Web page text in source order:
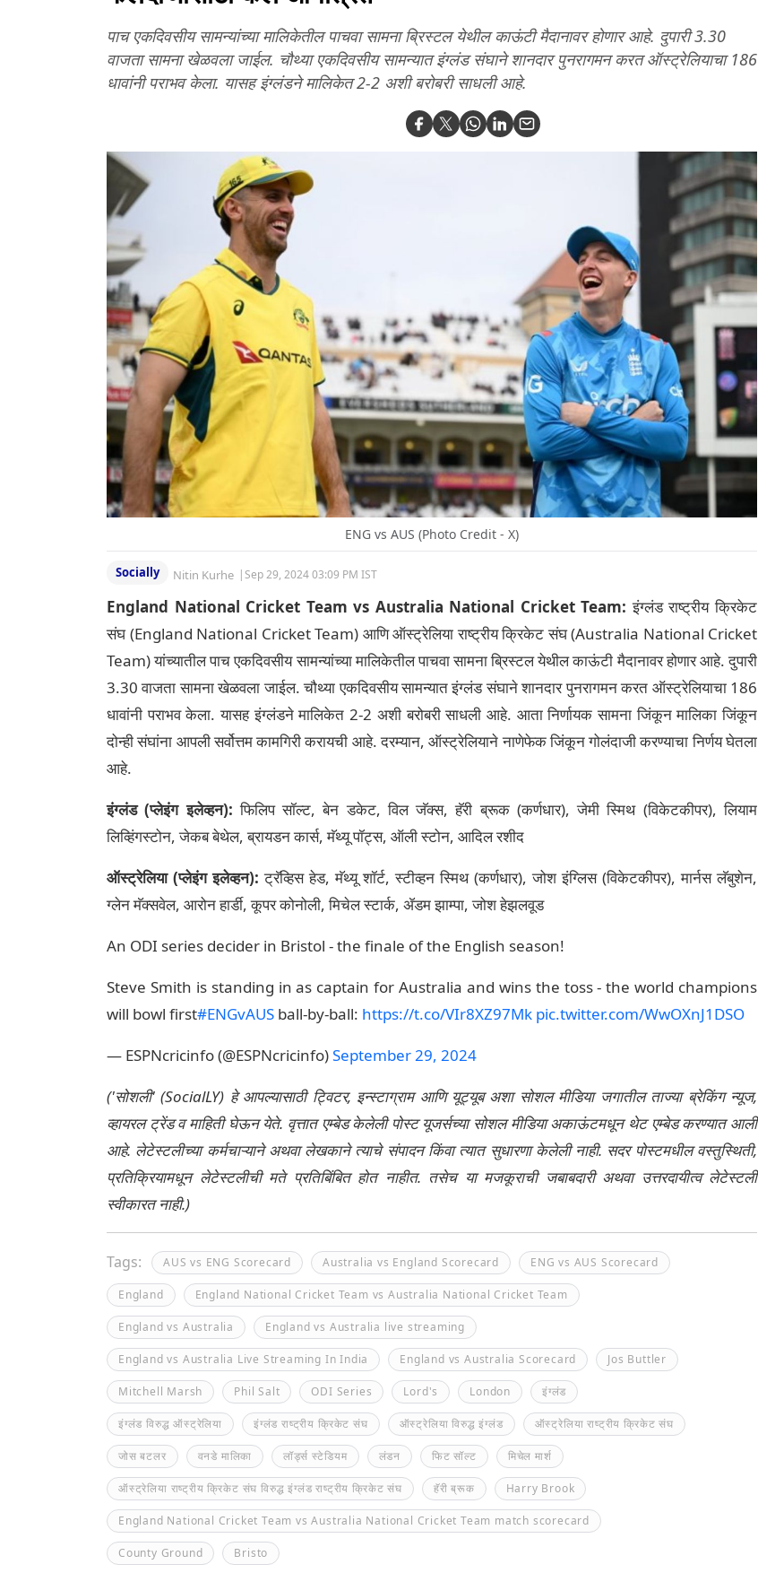
पाच एकदिवसीय सामन्यांच्या मालिकेतील पाचवा सामना ब्रिस्टल येथील काऊंटी मैदानावर होणार आहे. दुपारी 3.30
वाजता सामना खेळवला जाईल. चौथ्या एकदिवसीय सामन्यात इंग्लंड संघाने शानदार पुनरागमन करत ऑस्ट्रेलियाचा 186
धावांनी पराभव केला. यासह इंग्लंडने मालिकेत 2-2 अशी बरोबरी साधली आहे.
ENG vs AUS (Photo Credit - X)
Socially Nitin Kurhe |Sep 29, 2024 03:09 PM IST
England National Cricket Team vs Australia National Cricket Team: इंग्लंड राष्ट्रीय क्रिकेट
संघ (England National Cricket Team) आणि ऑस्ट्रेलिया राष्ट्रीय क्रिकेट संघ (Australia National Cricket
Team) यांच्यातील पाच एकदिवसीय सामन्यांच्या मालिकेतील पाचवा सामना ब्रिस्टल येथील काऊंटी मैदानावर होणार आहे. दुपारी
3.30 वाजता सामना खेळवला जाईल. चौथ्या एकदिवसीय सामन्यात इंग्लंड संघाने शानदार पुनरागमन करत ऑस्ट्रेलियाचा 186
धावांनी पराभव केला. यासह इंग्लंडने मालिकेत 2-2 अशी बरोबरी साधली आहे. आता निर्णायक सामना जिंकून मालिका जिंकून
दोन्ही संघांना आपली सर्वोत्तम कामगिरी करायची आहे. दरम्यान, ऑस्ट्रेलियाने नाणेफेक जिंकून गोलंदाजी करण्याचा निर्णय घेतला
आहे.
इंग्लंड (प्लेइंग इलेव्हन): फिलिप सॉल्ट, बेन डकेट, विल जॅक्स, हॅरी ब्रूक (कर्णधार), जेमी स्मिथ (विकेटकीपर), लियाम
लिव्हिंगस्टोन, जेकब बेथेल, ब्रायडन कार्स, मॅथ्यू पॉट्स, ऑली स्टोन, आदिल रशीद
ऑस्ट्रेलिया (प्लेइंग इलेव्हन): ट्रॅव्हिस हेड, मॅथ्यू शॉर्ट, स्टीव्हन स्मिथ (कर्णधार), जोश इंग्लिस (विकेटकीपर), मार्नस लॅबुशेन,
ग्लेन मॅक्सवेल, आरोन हार्डी, कूपर कोनोली, मिचेल स्टार्क, ॲडम झाम्पा, जोश हेझलवूड
An ODI series decider in Bristol - the finale of the English season!
Steve Smith is standing in as captain for Australia and wins the toss - the world champions
will bowl first#ENGvAUS ball-by-ball: https://t.co/VIr8XZ97Mk pic.twitter.com/WwOXnJ1DSO
— ESPNcricinfo (@ESPNcricinfo)September 29, 2024
('सोशली' (SocialLY) हे आपल्यासाठी ट्विटर, इन्स्टाग्राम आणि यूट्यूब अशा सोशल मीडिया जगातील ताज्या ब्रेकिंग न्यूज,
व्हायरल ट्रेंड व माहिती घेऊन येते. वृत्तात एम्बेड केलेली पोस्ट यूजर्सच्या सोशल मीडिया अकाऊंटमधून थेट एम्बेड करण्यात आली
आहे. लेटेस्टलीच्या कर्मचाऱ्याने अथवा लेखकाने त्याचे संपादन किंवा त्यात सुधारणा केलेली नाही. सदर पोस्टमधील वस्तुस्थिती,
प्रतिक्रियामधून लेटेस्टलीची मते प्रतिबिंबित होत नाहीत. तसेच या मजकूराची जबाबदारी अथवा उत्तरदायीत्व लेटेस्टली
स्वीकारत नाही.)
Tags: AUS vs ENG Scorecard Australia vs England Scorecard ENG vs AUS Scorecard
England England National Cricket Team vs Australia National Cricket Team
England vs Australia England vs Australia live streaming
England vs Australia Live Streaming In India England vs Australia Scorecard Jos Buttler
Mitchell Marsh Phil Salt ODI Series Lord's London इंग्लंड
इंग्लंड विरुद्ध ऑस्ट्रेलिया इंग्लंड राष्ट्रीय क्रिकेट संघ ऑस्ट्रेलिया विरुद्ध इंग्लंड ऑस्ट्रेलिया राष्ट्रीय क्रिकेट संघ
जोस बटलर वनडे मालिका लॉर्ड्स स्टेडियम लंडन फिट सॉल्ट मिचेल मार्श
ऑस्ट्रेलिया राष्ट्रीय क्रिकेट संघ विरुद्ध इंग्लंड राष्ट्रीय क्रिकेट संघ हॅरी ब्रूक Harry Brook
England National Cricket Team vs Australia National Cricket Team match scorecard
County Ground Bristo